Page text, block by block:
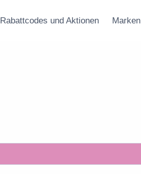
Rabattcodes und Aktionen Marken